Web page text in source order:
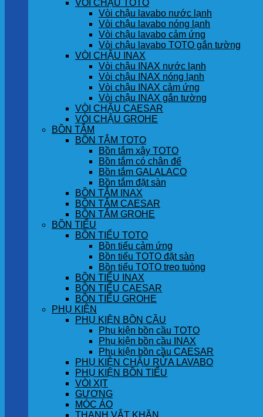
VÒI CHẬU TOTO
Vòi chậu lavabo nước lạnh
Vòi chậu lavabo nóng lạnh
Vòi chậu lavabo cảm ứng
Vòi chậu lavabo TOTO gắn tường
VÒI CHẬU INAX
Vòi chậu INAX nước lạnh
Vòi chậu INAX nóng lạnh
Vòi chậu INAX cảm ứng
Vòi chậu INAX gắn tường
VÒI CHẬU CAESAR
VÒI CHẬU GROHE
BỒN TẮM
BỒN TẮM TOTO
Bồn tắm xây TOTO
Bồn tắm có chân đế
Bồn tắm GALALACO
Bồn tắm đặt sàn
BỒN TẮM INAX
BỒN TẮM CAESAR
BỒN TẮM GROHE
BỒN TIỂU
BỒN TIỂU TOTO
Bồn tiểu cảm ứng
Bồn tiểu TOTO đặt sàn
Bồn tiểu TOTO treo tuòng
BỒN TIỂU INAX
BỒN TIỂU CAESAR
BỒN TIỂU GROHE
PHỤ KIỆN
PHỤ KIỆN BỒN CẦU
Phụ kiện bồn cầu TOTO
Phụ kiện bồn cầu INAX
Phụ kiện bồn cầu CAESAR
PHỤ KIỆN CHẬU RỬA LAVABO
PHỤ KIỆN BỒN TIỂU
VÒI XỊT
GƯƠNG
MÓC ÁO
THANH VẮT KHĂN